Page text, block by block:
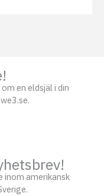
en eldsjäl i din
inom amerikansk